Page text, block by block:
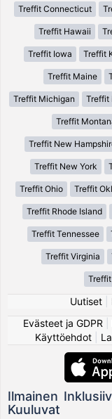
Treffit Connecticut
Treffit Hawaii
Treffit Iowa Treffit
Treffit Maine
Treffit Michigan Treffit
Treffit
Treffit New
Treffit New York
Treffit Ohio Treffit
Treffit Rhode Island
Treffit Tennessee
Treffit Virginia
Uutiset
Evästeet ja GDPR
Käyttöehdot
Ilmainen
Kuuluvat